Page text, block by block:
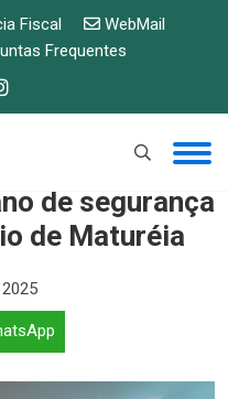
Fiscal
WebMail
Frequentes
de segurança
de Maturéia